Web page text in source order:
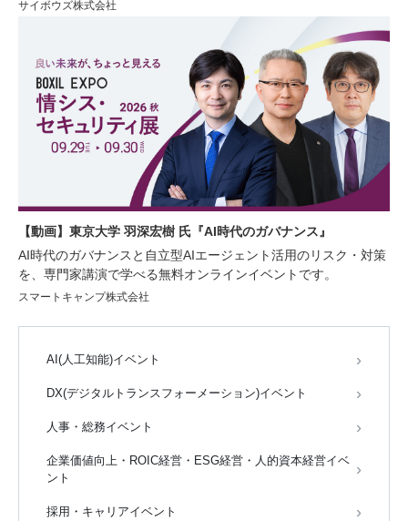
サイボウズ株式会社
【動画】東京大学 羽深宏樹 氏『AI時代のガバナンス』
AI時代のガバナンスと自立型AIエージェント活用のリスク・対策
を、専門家講演で学べる無料オンラインイベントです。
スマートキャンプ株式会社
AI(人工知能)イベント
DX(デジタルトランスフォーメーション)イベント
人事・総務イベント
企業価値向上・ROIC経営・ESG経営・人的資本経営イベ
ント
採用・キャリアイベント